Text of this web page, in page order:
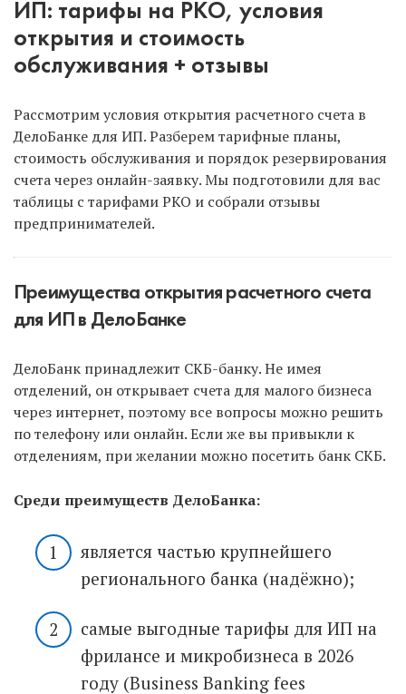
ИП: тарифы на РКО, условия
открытия и стоимость
обслуживания + отзывы
Рассмотрим условия открытия расчетного счета в
ДелоБанке для ИП. Разберем тарифные планы,
стоимость обслуживания и порядок резервирования
счета через онлайн-заявку. Мы подготовили для вас
таблицы с тарифами РКО и собрали отзывы
предпринимателей.
Преимущества открытия расчетного счета
для ИП в ДелоБанке
ДелоБанк принадлежит СКБ-банку. Не имея
отделений, он открывает счета для малого бизнеса
через интернет, поэтому все вопросы можно решить
по телефону или онлайн. Если же вы привыкли к
отделениям, при желании можно посетить банк СКБ.
Среди преимуществ ДелоБанка:
является частью крупнейшего
регионального банка (надёжно);
самые выгодные тарифы для ИП на
фрилансе и микробизнеса в 2026
году (Business Banking fees